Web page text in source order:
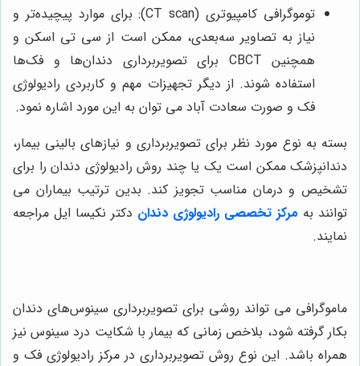
توموگرافی کامپیوتری (CT scan): برای موارد پیچیده‌تر و
نیاز به تصاویر سه‌بعدی، ممکن است از سی تی اسکن و
همچنین CBCT
برای تصویربرداری دندان‌ها و فک‌ها
استفاده شوند. از دیگر تجهیزات مهم و کاربردی رادیولوژی
فک و صورت سعادت آباد می توان به این مورد اشاره نمود.
بسته به نوع مورد نظر برای تصویربرداری و نیازهای بالینی بیمار،
دندانپزشک ممکن است یک یا چند روش رادیولوژی دندان را برای
تشخیص و درمان مناسب تجویز کند. بدین ترتیب بیماران می
توانند به مرکز تخصصی رادیولوژی دندان دکتر نکیسا ایل مراجعه
نمایند.
ماموگرافی می تواند روشی برای تصویربرداری سینوس‌های دندان
بکار گرفته ‌شود، بلاخص زمانی که بیمار با شکایت درد سینوس نیز
همراه باشد. این نوع روش تصویربرداری در مرکز رادیولوژی فک و